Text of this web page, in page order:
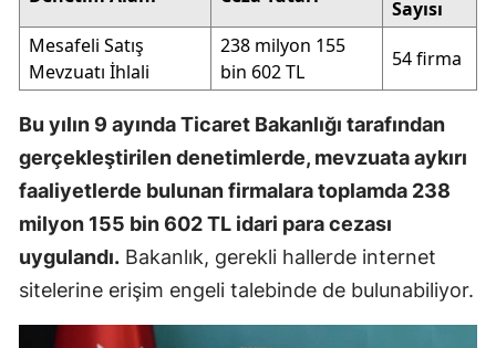
Sayısı
Mesafeli Satış
Mevzuatı İhlali
238 milyon 155
bin 602 TL
54 firma
Bu yılın 9 ayında Ticaret Bakanlığı tarafından
gerçekleştirilen denetimlerde, mevzuata aykırı
faaliyetlerde bulunan firmalara toplamda 238
milyon 155 bin 602 TL idari para cezası
uygulandı. Bakanlık, gerekli hallerde internet
sitelerine erişim engeli talebinde de bulunabiliyor.